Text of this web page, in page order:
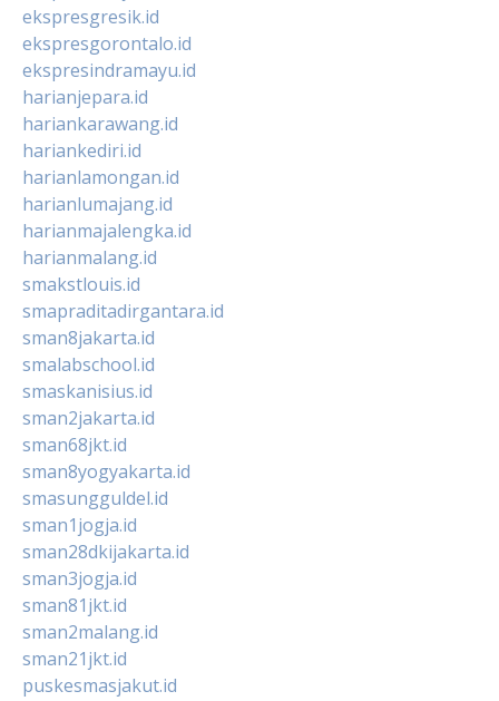
ekspresgresik.id
ekspresgorontalo.id
ekspresindramayu.id
harianjepara.id
hariankarawang.id
hariankediri.id
harianlamongan.id
harianlumajang.id
harianmajalengka.id
harianmalang.id
smakstlouis.id
smapraditadirgantara.id
sman8jakarta.id
smalabschool.id
smaskanisius.id
sman2jakarta.id
sman68jkt.id
sman8yogyakarta.id
smasungguldel.id
sman1jogja.id
sman28dkijakarta.id
sman3jogja.id
sman81jkt.id
sman2malang.id
sman21jkt.id
puskesmasjakut.id